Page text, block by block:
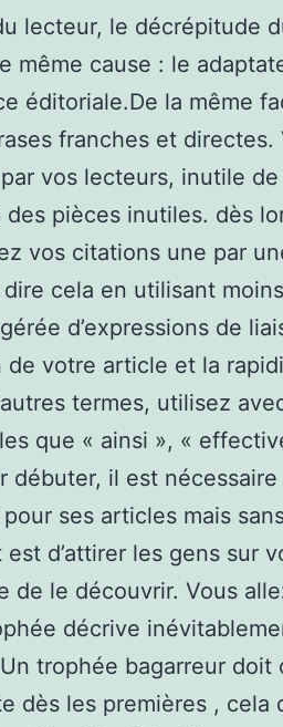
lecteur, le décrépitude
même cause : le
éditoriale.De la même
franches et
vos lecteurs, inutile
des pièces inutiles. dès
vos citations une par
cela en utilisant moins
d’expressions de
de votre article et la
termes, utilisez
que « ainsi », «
débuter, il est
ses articles mais
d’attirer les gens sur
de le découvrir. Vous
décrive
trophée bagarreur doit
dès les premières , cela